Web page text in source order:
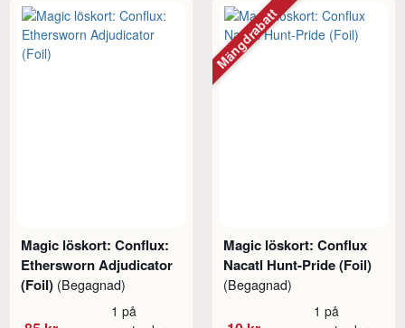
Magic löskort: Conflux:
Ethersworn Adjudicator
(Foil) (Begagnad)
1 på
Magic löskort: Conflux
Nacatl Hunt-Pride (Foil)
(Begagnad)
1 på
Mängdrabatt